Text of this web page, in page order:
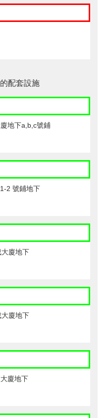
配套設施
地下a,b,c號鋪
2 號鋪地下
廈地下
廈地下
廈地下